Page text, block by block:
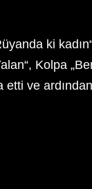
ki
Kolpa
etti ve